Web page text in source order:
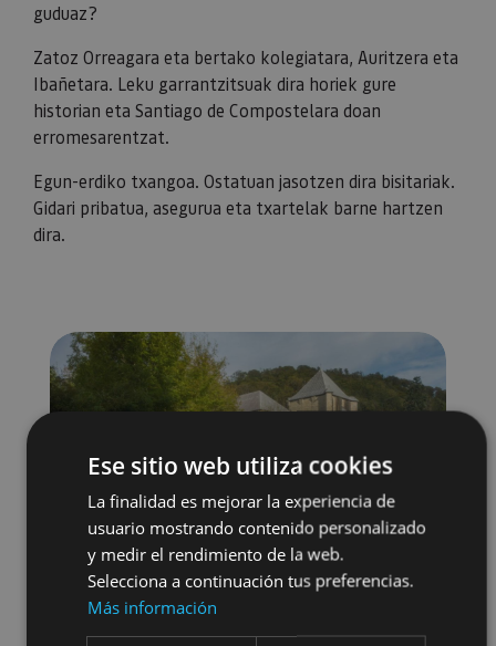
guduaz?
Zatoz Orreagara eta bertako kolegiatara, Auritzera eta
Ibañetara. Leku garrantzitsuak dira horiek gure
historian eta Santiago de Compostelara doan
erromesarentzat.
Egun-erdiko txangoa. Ostatuan jasotzen dira bisitariak.
Gidari pribatua, asegurua eta txartelak barne hartzen
dira.
Ese sitio web utiliza cookies
La finalidad es mejorar la experiencia de
usuario mostrando contenido personalizado
y medir el rendimiento de la web.
Selecciona a continuación tus preferencias.
Más información